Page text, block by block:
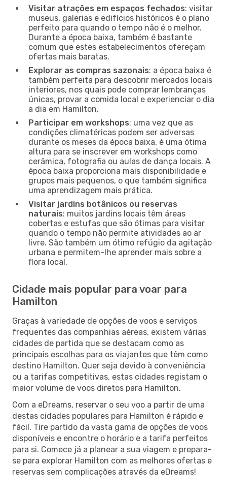
Visitar atrações em espaços fechados: visitar
museus, galerias e edifícios históricos é o plano
perfeito para quando o tempo não é o melhor.
Durante a época baixa, também é bastante
comum que estes estabelecimentos ofereçam
ofertas mais baratas.
Explorar as compras sazonais: a época baixa é
também perfeita para descobrir mercados locais
interiores, nos quais pode comprar lembranças
únicas, provar a comida local e experienciar o dia
a dia em Hamilton.
Participar em workshops: uma vez que as
condições climatéricas podem ser adversas
durante os meses da época baixa, é uma ótima
altura para se inscrever em workshops como
cerâmica, fotografia ou aulas de dança locais. A
época baixa proporciona mais disponibilidade e
grupos mais pequenos, o que também significa
uma aprendizagem mais prática.
Visitar jardins botânicos ou reservas
naturais: muitos jardins locais têm áreas
cobertas e estufas que são ótimas para visitar
quando o tempo não permite atividades ao ar
livre. São também um ótimo refúgio da agitação
urbana e permitem-lhe aprender mais sobre a
flora local.
Cidade mais popular para voar para
Hamilton
Graças à variedade de opções de voos e serviços
frequentes das companhias aéreas, existem várias
cidades de partida que se destacam como as
principais escolhas para os viajantes que têm como
destino Hamilton. Quer seja devido à conveniência
ou a tarifas competitivas, estas cidades registam o
maior volume de voos diretos para Hamilton.
Com a eDreams, reservar o seu voo a partir de uma
destas cidades populares para Hamilton é rápido e
fácil. Tire partido da vasta gama de opções de voos
disponíveis e encontre o horário e a tarifa perfeitos
para si. Comece já a planear a sua viagem e prepara-
se para explorar Hamilton com as melhores ofertas e
reservas sem complicações através da eDreams!